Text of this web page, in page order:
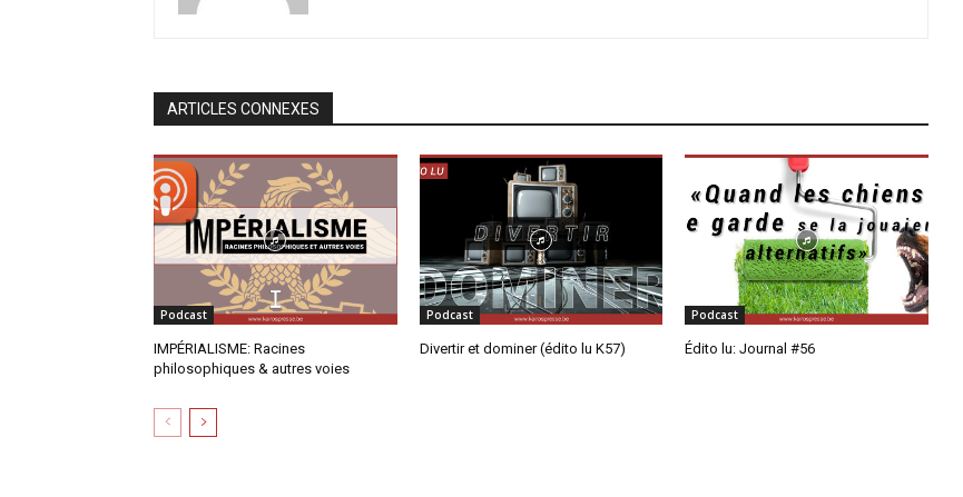
ARTICLES CONNEXES
Podcast
IMPÉRIALISME: Racines
philosophiques & autres voies
Podcast
Divertir et dominer (édito lu K57)
Podcast
Édito lu: Journal #56